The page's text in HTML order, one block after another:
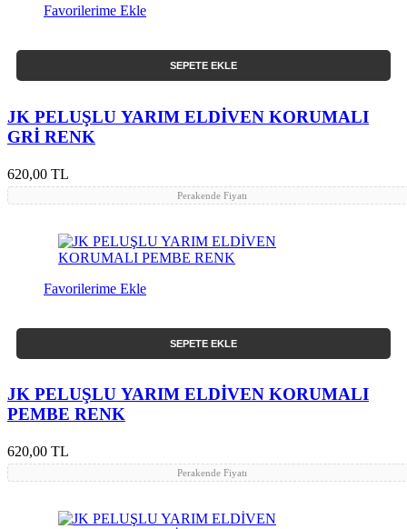
Favorilerime Ekle
SEPETE EKLE
JK PELUŞLU YARIM ELDİVEN KORUMALI
GRİ RENK
620,00 TL
Perakende Fiyatı
Favorilerime Ekle
SEPETE EKLE
JK PELUŞLU YARIM ELDİVEN KORUMALI
PEMBE RENK
620,00 TL
Perakende Fiyatı